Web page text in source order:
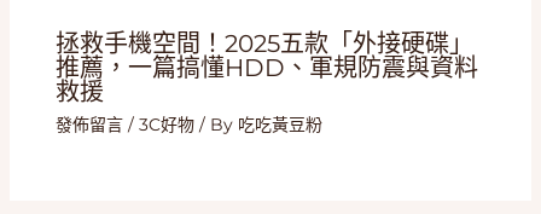
拯救手機空間！2025五款「外接硬碟」
推薦，一篇搞懂HDD、軍規防震與資料
救援
發佈留言 / 3C好物/ By 吃吃黃豆粉